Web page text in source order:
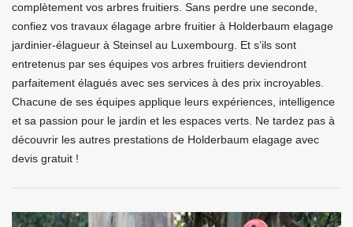
complètement vos arbres fruitiers. Sans perdre une seconde,
confiez vos travaux élagage arbre fruitier à Holderbaum elagage
jardinier-élagueur à Steinsel au Luxembourg. Et s’ils sont
entretenus par ses équipes vos arbres fruitiers deviendront
parfaitement élagués avec ses services à des prix incroyables.
Chacune de ses équipes applique leurs expériences, intelligence
et sa passion pour le jardin et les espaces verts. Ne tardez pas à
découvrir les autres prestations de Holderbaum elagage avec
devis gratuit !